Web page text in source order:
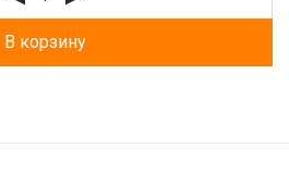
В корзину